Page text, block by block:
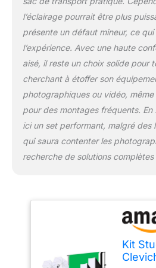
claire
【2 x
softbox
84 cm
une
diffuse
comme
besoins
l’éclairage pourrait être plus
présente un défaut mineur, ce
l’expérience. Avec une haute
aisé, il reste un choix solide pour
cherchant à étoffer son
photographiques ou vidéo, même
pour des montages fréquents. En
ici un set performant, malgré des
qui saura contenter les
recherche de solutions
Kit